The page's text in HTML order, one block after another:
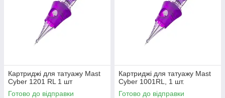
Картриджі для татуажу Mast
Cyber 1201 RL 1 шт
Готово до відправки
Картриджі для татуажу Mast
Cyber 1001RL, 1 шт.
Готово до відправки